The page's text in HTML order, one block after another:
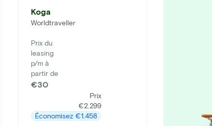
Koga
Worldtraveller
Prix du
leasing
p/m à
partir de
€30
Prix
€2.299
Économisez €1.458